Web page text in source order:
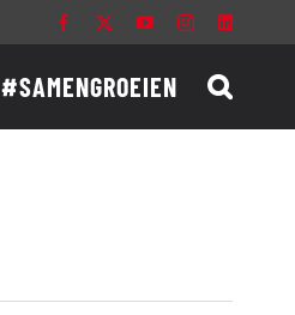
Facebook YouTubeInstagram
#SAMENGROEIEN